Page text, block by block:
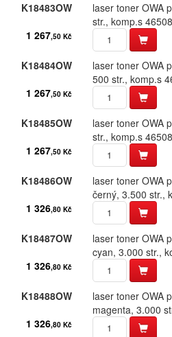
K18483OW
laser toner OWA
str.​,​ komp.​s
1 267,50 Kč
K18484OW
laser toner OWA
500 str.​,​ komp.​s
1 267,50 Kč
K18485OW
laser toner OWA
str.​,​ komp.​s
1 267,50 Kč
K18486OW
laser toner OWA
černý,​ 3.​500 str.​,​
1 326,80 Kč
K18487OW
laser toner OWA
cyan,​ 3.​000 str.​,​
1 326,80 Kč
K18488OW
laser toner OWA
magenta,​ 3.​000
1 326,80 Kč